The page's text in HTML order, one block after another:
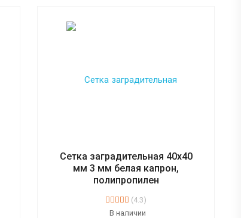
Сетка заградительная 40х40
мм 3 мм белая капрон,
полипропилен
(4.3)
В наличии